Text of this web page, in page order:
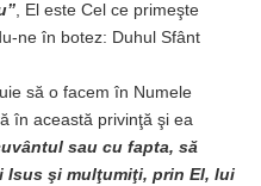
, El este Cel ce primeşte
ne în botez: Duhul Sfânt
să o facem în Numele
în această privinţă şi ea
sau cu fapta, să
Isus şi mulţumiţi, prin El, lui